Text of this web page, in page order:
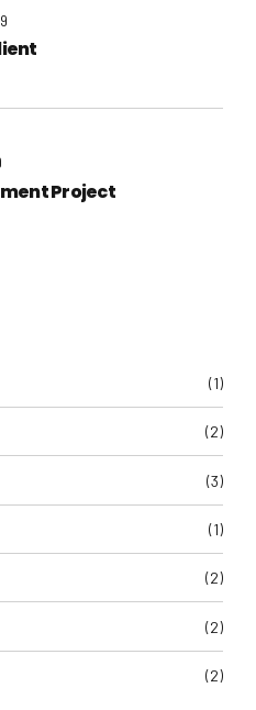
Project
(1)
(2)
(3)
(1)
(2)
(2)
(2)